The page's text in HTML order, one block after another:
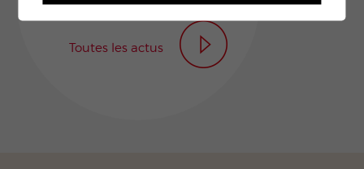
Toutes les actus